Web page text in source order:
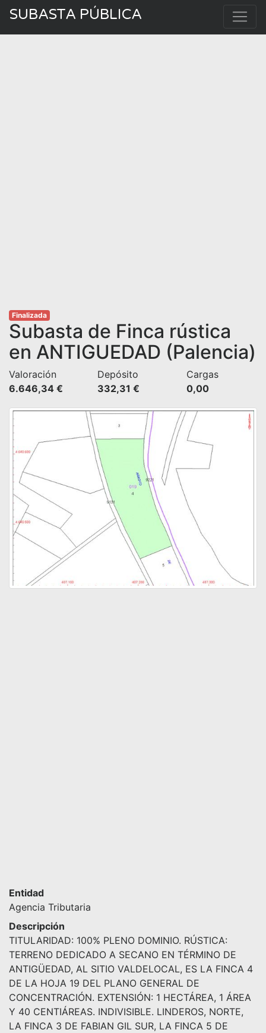
SUBASTA PÚBLICA
Finalizada
Subasta de Finca rústica
en ANTIGUEDAD (Palencia)
Valoración
6.646,34 €
Depósito
332,31 €
Cargas
0,00 
Entidad
Agencia Tributaria
Descripción
TITULARIDAD: 100% PLENO DOMINIO. RÚSTICA:
TERRENO DEDICADO A SECANO EN TÉRMINO DE
ANTIGÜEDAD, AL SITIO VALDELOCAL, ES LA FINCA 4
DE LA HOJA 19 DEL PLANO GENERAL DE
CONCENTRACIÓN. EXTENSIÓN: 1 HECTÁREA, 1 ÁREA
Y 40 CENTIÁREAS. INDIVISIBLE. LINDEROS, NORTE,
LA FINCA 3 DE FABIAN GIL SUR, LA FINCA 5 DE